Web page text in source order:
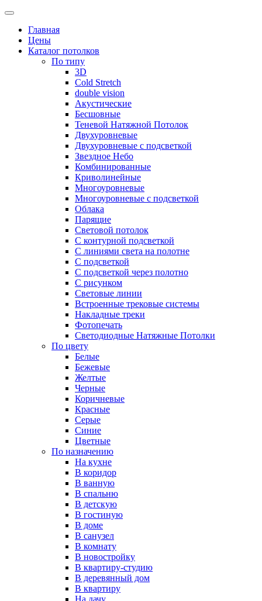
Skip
contentГлавная
Цены
Каталог потолков
По типу
3D
Cold Stretch
double vision
Акустические
Бесшовные
Теневой Натяжной Потолок
Двухуровневые
Двухуровневые с подсветкой
Звездное Небо
Комбинированные
Криволинейные
Многоуровневые
Многоуровневые с подсветкой
Облака
Парящие
Световой потолок
С контурной подсветкой
С линиями света на полотне
С подсветкой
С подсветкой через полотно
С рисунком
Световые линии
Встроенные трековые системы
Накладные треки
Фотопечать
Светодиодные Натяжные Потолки
По цвету
Белые
Бежевые
Желтые
Черные
Коричневые
Красные
Серые
Синие
Цветные
По назначению
На кухне
В коридор
В ванную
В спальню
В детскую
В гостиную
В доме
В санузел
В комнату
В новостройку
В квартиру-студию
В деревянный дом
В квартиру
На дачу